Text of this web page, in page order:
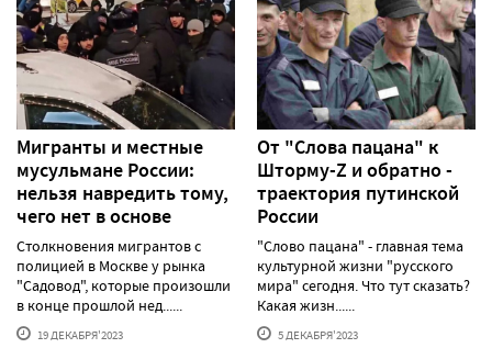
Мигранты и местные
мусульмане России:
нельзя навредить тому,
чего нет в основе
Столкновения мигрантов с
полицией в Москве у рынка
"Садовод", которые произошли
в конце прошлой нед......
19 ДЕКАБРЯ'2023
От "Слова пацана" к
Шторму-Z и обратно -
траектория путинской
России
"Слово пацана" - главная тема
культурной жизни "русского
мира" сегодня. Что тут сказать?
Какая жизн......
5 ДЕКАБРЯ'2023